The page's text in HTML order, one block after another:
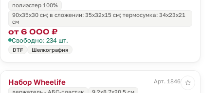
полиэстер 100%
90х35х30 см; в сложении: 35х32х15 см; термосумка: 34х23х21
см
от 6 000 ₽
Свободно: 234 шт.
DTF Шелкография
Набор Wheelife
Арт. 18463.30
☆